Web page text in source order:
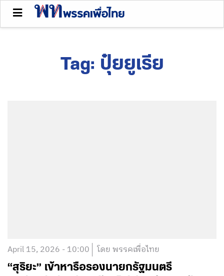
Tag: ปุ๋ยยูเรีย
April 15, 2026 - 10:00 โดย พรรคเพื่อไทย
“สุริยะ” เข้าหารือรองนายกรัฐมนตรี